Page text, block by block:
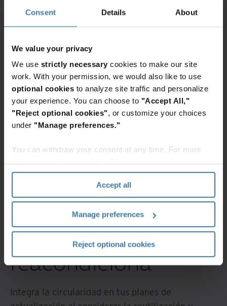
Consent Details About
We value your privacy
We use strictly necessary cookies to make our site
work. With your permission, we would also like to use
optional cookies to analyze site traffic and personalize
your experience. You can choose to "Accept All,"
"Reject optional cookies", or customize your choices
under "Manage preferences."
You can withdraw your consent at any time. For more
section" of ourPrivacy Policy.
Accept all
Manage preferences
Reject optional cookies
Para los líderes de TI, la integración de PC con
alternativa interesante.
Asimismo, es crucial mantenerse informado sobre
las novedades de las principales empresas de
software y sistemas, ya que las unidades con IA
podrían tener un impacto significativo en áreas
como la ciberseguridad y la gestión energética.
Puedes plantearte la posibilidad de implementar
unidades con IA en casos de uso que requieran
una mayor potencia de procesamiento local,
como la edición de video y la traducción de
Reutiliza y
reacondiciona
Integra la circularidad en tus planes de